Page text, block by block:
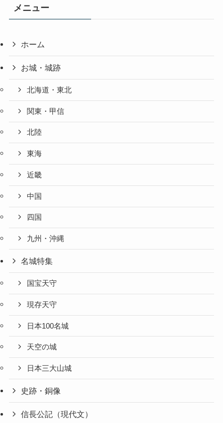
メニュー
ホーム
お城・城跡
北海道・東北
関東・甲信
北陸
東海
近畿
中国
四国
九州・沖縄
名城特集
国宝天守
現存天守
日本100名城
天空の城
日本三大山城
史跡・銅像
信長公記（現代文）